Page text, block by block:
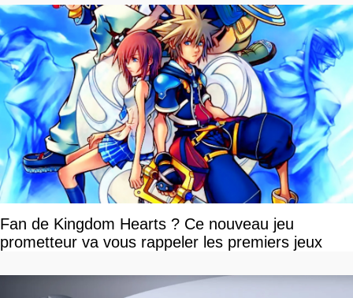
Fan de Kingdom Hearts ? Ce nouveau jeu
prometteur va vous rappeler les premiers jeux